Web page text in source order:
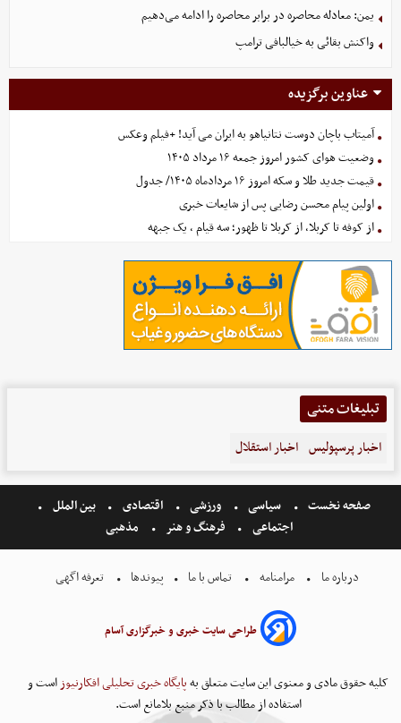
یمن: معادله محاصره در برابر محاصره را ادامه می‌دهیم
واکنش بقائی به خیالبافی ترامپ
عناوین برگزیده
آمیتاب باچان دوست نتانیاهو به ایران می آید! +فیلم وعکس
وضعیت هوای کشور امروز جمعه ۱۶ مرداد ۱۴۰۵
قیمت جدید طلا و سکه امروز ۱۶ مردادماه ۱۴۰۵/ جدول
اولین پیام محسن رضایی پس از شایعات خبری
از کوفه تا کربلا، از کربلا تا ظهور؛ سه قیام ، یک جبهه
تبلیغات متنی
اخبار پرسپولیس اخبار استقلال
صفحه نخست سیاسی ورزشی اقتصادی
بین الملل
اجتماعی
فرهنگ و هنر مذهبی
درباره ما مرامنامه تماس با ما پیوندها تعرفه اگهی
طراحی سایت خبری و خبرگزاری آسام
کلیه حقوق مادی و معنوی این سایت متعلق بهپایگاه خبری تحلیلی افکارنیوز است و
استفاده از مطالب با ذکر منبع بلامانع است.